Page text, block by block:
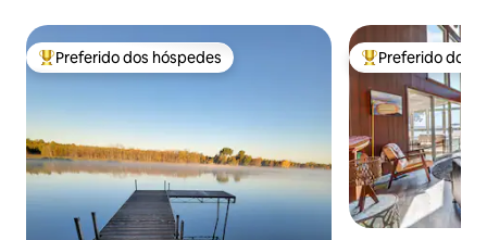
Entre os melhores preferidos dos hóspedes
Preferido dos hóspedes Entre os
Preferido dos